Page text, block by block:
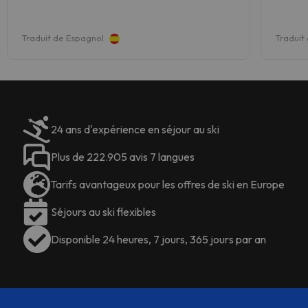
Traduit de Espagnol Traduit
24 ans d'expérience en séjour au ski
Plus de 222.905 avis 7 langues
Tarifs avantageux pour les offres de ski en Europe
Séjours au ski flexibles
Disponible 24 heures, 7 jours, 365 jours par an